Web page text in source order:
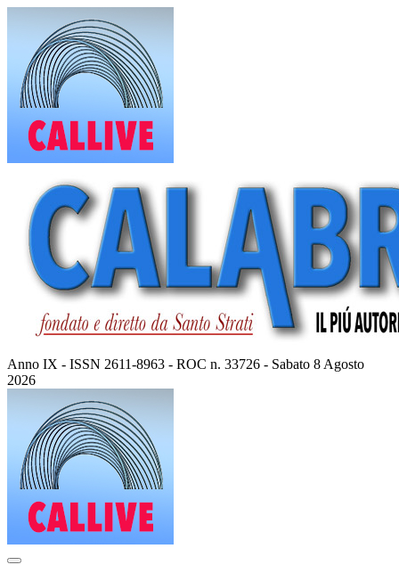
contenuto
Anno IX - ISSN 2611-8963 - ROC n. 33726 - Sabato 8 Agosto
2026